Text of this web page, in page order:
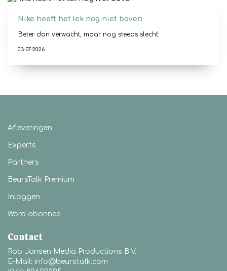
Nike heeft het lek nog niet boven
'Beter dan verwacht, maar nog steeds slecht'
03-07-2026
Afleveringen
Experts
Partners
BeursTalk Premium
Inloggen
Word abonnee
Contact
Rob Jansen Media Productions B.V.
E-Mail: info@beurstalk.com